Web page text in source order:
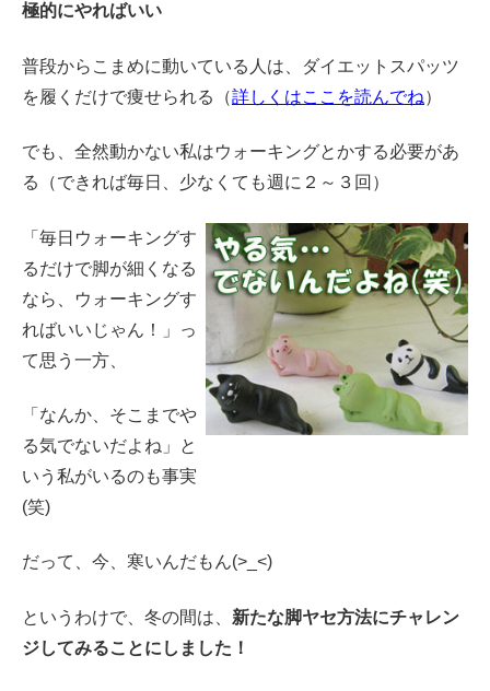
極的にやればいい
普段からこまめに動いている人は、ダイエットスパッツ
を履くだけで痩せられる（詳しくはここを読んでね）
でも、全然動かない私はウォーキングとかする必要があ
る（できれば毎日、少なくても週に２～３回）
「毎日ウォーキングす
るだけで脚が細くなる
なら、ウォーキングす
ればいいじゃん！」っ
て思う一方、
「なんか、そこまでや
る気でないだよね」と
いう私がいるのも事実
(笑)
だって、今、寒いんだもん(>_<)
というわけで、冬の間は、 新たな脚ヤセ方法にチャレン
ジしてみることにしました！